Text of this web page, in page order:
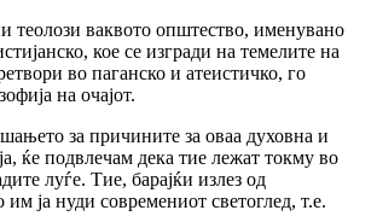
теолози ваквото општество, именувано
кое се изгради на темелите на
во паганско и атеистичко, го
на очајот.
за причините за оваа духовна и
ќе подвлечам дека тие лежат токму во
луѓе. Тие, барајќи излез од
ја нуди современиот светоглед, т.е.